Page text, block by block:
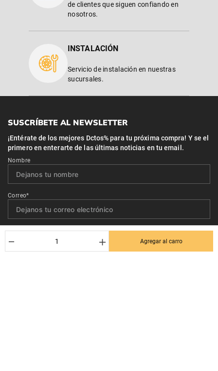
＋
－ Agregar al carro
de clientes que siguen confiando en
nosotros.
INSTALACIÓN
Servicio de instalación en nuestras
sucursales.
SUSCRÍBETE AL NEWSLETTER
¡Entérate de los mejores Dctos% para tu próxima compra! Y se el
primero en enterarte de las últimas noticias en tu email.
Nombre
Correo*
Quiero recibir el newsletter con promociones.